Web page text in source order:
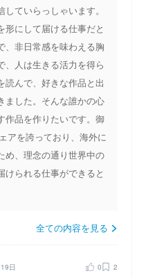
ていらっしゃいます。
形にして届ける仕事だと
、非日常感を味わえる胸
、人は生きる活力を得ら
読んで、好きな作品と出
ました。そんな誰かの心
作品を作りたいです。御
アを誇っており、海外に
め、理念の通り世界中の
けられる仕事ができると
全ての内容を見る
日 0 2